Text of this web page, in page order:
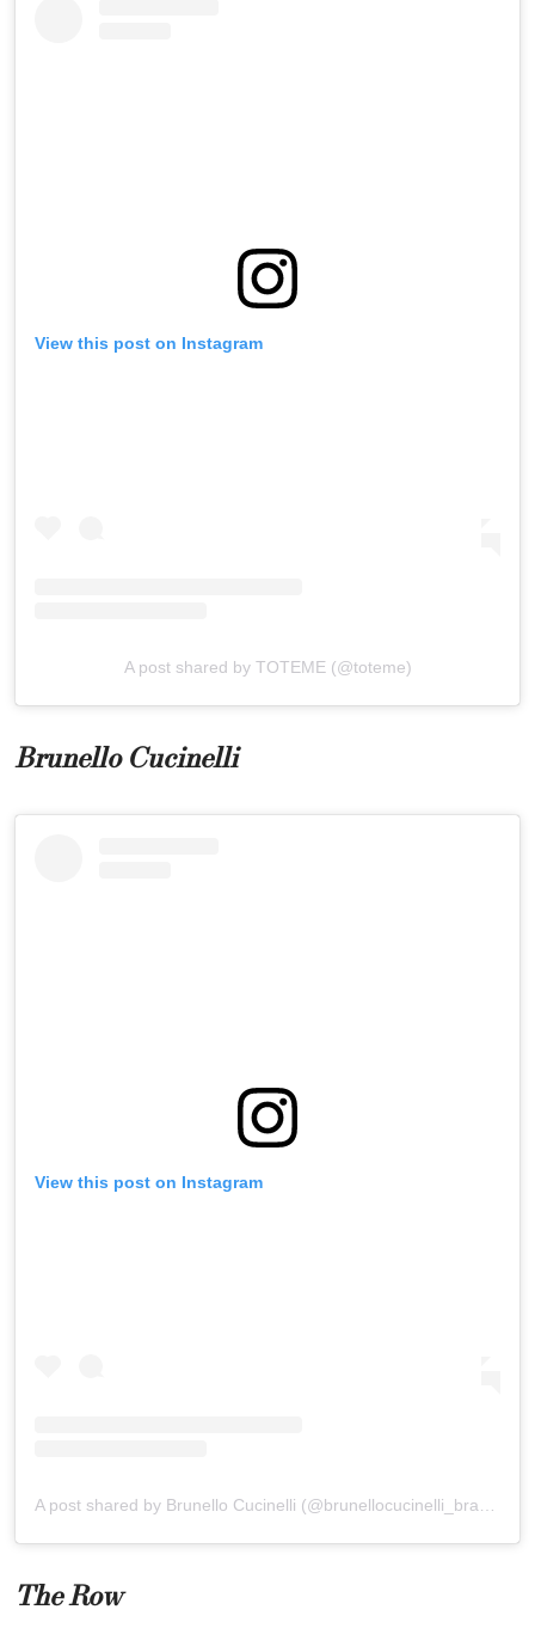
View this post on Instagram
A post shared by TOTEME (@toteme)
Brunello Cucinelli
View this post on Instagram
A post shared by Brunello Cucinelli (@brunellocucinelli_brand)
The Row